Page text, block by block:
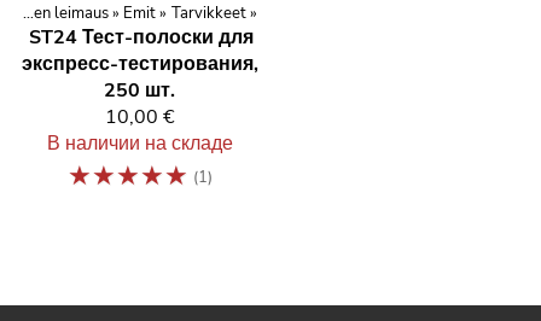
Elektroninen leimaus‪» Emit‪» Tarvikkeet‪»
ST24Тест-полоски для
экспресс-тестирования,
250 шт.
10,00 €
В наличии на складе
☆☆☆☆☆ (1)